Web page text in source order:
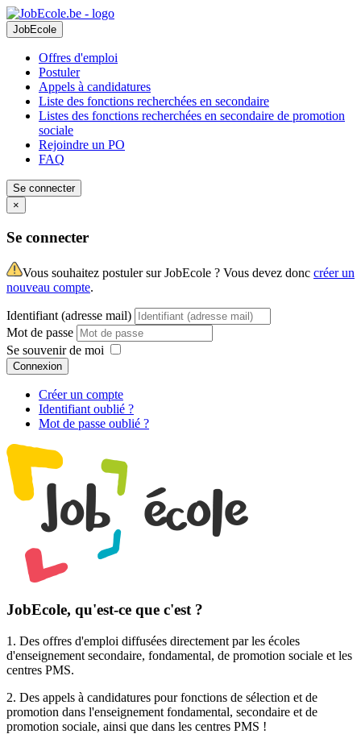
JobEcole
Offres d'emploi
Postuler
Appels à candidatures
Liste des fonctions recherchées en secondaire
Listes des fonctions recherchées en secondaire de promotion
sociale
Rejoindre un PO
FAQ
Se connecter
×
Se connecter
Vous souhaitez postuler sur JobEcole ? Vous devez donc créer un
nouveau compte.
Identifiant (adresse mail)
Mot de passe
Se souvenir de moi
Connexion
Créer un compte
Identifiant oublié ?
Mot de passe oublié ?
JobEcole, qu'est-ce que c'est ?
1. Des offres d'emploi diffusées directement par les écoles
d'enseignement secondaire, fondamental, de promotion sociale et les
centres PMS.
2. Des appels à candidatures pour fonctions de sélection et de
promotion dans l'enseignement fondamental, secondaire et de
promotion sociale, ainsi que dans les centres PMS !